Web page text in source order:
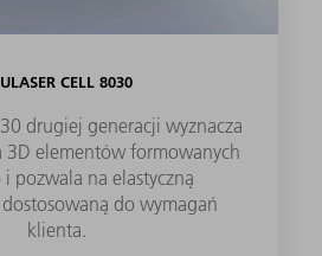
CELL 8030
drugiej generacji wyznacza
3D elementów formowanych
i pozwala na elastyczną
do wymagań
klienta.